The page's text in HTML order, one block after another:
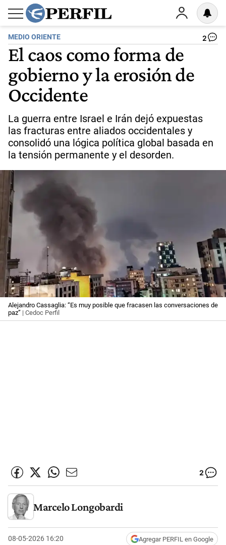
MEDIO ORIENTE 2
El caos como forma de
gobierno y la erosión de
Occidente
La guerra entre Israel e Irán dejó expuestas
las fracturas entre aliados occidentales y
consolidó una lógica política global basada en
la tensión permanente y el desorden.
Alejandro Cassaglia: “Es muy posible que fracasen las conversaciones de
paz” | Cedoc Perfil
2
Marcelo Longobardi
08-05-2026 16:20 Agregar PERFIL en Google